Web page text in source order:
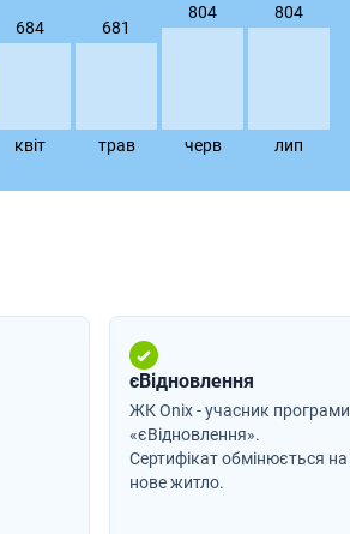
684
квiт
681
трав
804
черв
804
лип
єВідновлення
ЖК Onix - учасник програми
«єВідновлення».
Сертифікат обмінюється на
нове житло.